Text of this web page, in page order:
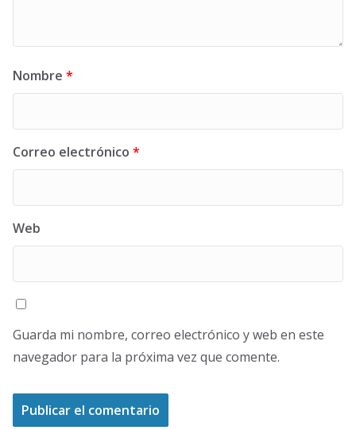
Nombre *
Correo electrónico *
Web
Guarda mi nombre, correo electrónico y web en este
navegador para la próxima vez que comente.